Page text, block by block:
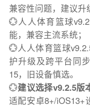
兼容性问题，建议升
💮人人体育篮球
能，兼容主流系统；
💮人人体育篮球
护升级及跨平台同
15，旧设备慎选。
💮建议选择v9.2.5版
适配安卓8+/iOS13+